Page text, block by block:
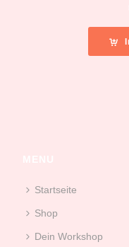
Startseite
Shop
Dein Workshop